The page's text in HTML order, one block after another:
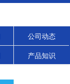
公司动态
产品知识